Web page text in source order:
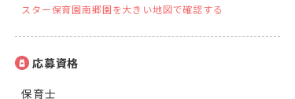
スター保育園南郷園を大きい地図で確認する
応募資格
保育士